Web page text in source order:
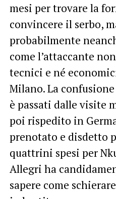
mesi per trovare la
convincere il serbo,
probabilmente
come l’attaccante
tecnici e né
Milano. La
è passati dalle visite
poi rispedito in
prenotato e disdetto
quattrini spesi per
Allegri ha
sapere come